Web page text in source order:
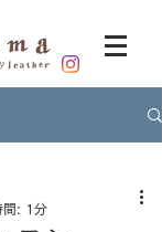
間: 1分